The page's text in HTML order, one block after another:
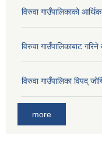
विरुवा गाउँपालिकाको
विरुवा गाउँपालिकाबाट
विरुवा गाउँपालिका विपद्
more